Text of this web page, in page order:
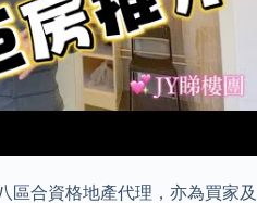
區合資格地產代理，亦為買家及